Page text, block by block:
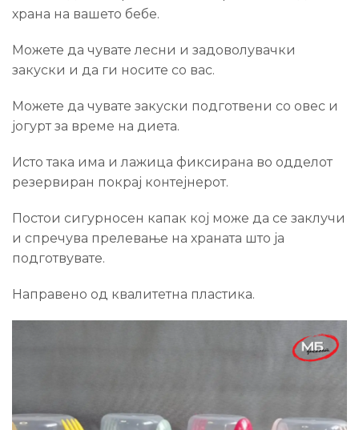
храна на вашето бебе.
Можете да чувате лесни и задоволувачки
закуски и да ги носите со вас.
Можете да чувате закуски подготвени со овес и
јогурт за време на диета.
Исто така има и лажица фиксирана во одделот
резервиран покрај контејнерот.
Постои сигурносен капак кој може да се заклучи
и спречува прелевање на храната што ја
подготвувате.
Направено од квалитетна пластика.